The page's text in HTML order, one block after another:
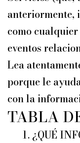
anteriormente,
como
eventos
Lea
porque le
con la
TABLA
¿QUÉ